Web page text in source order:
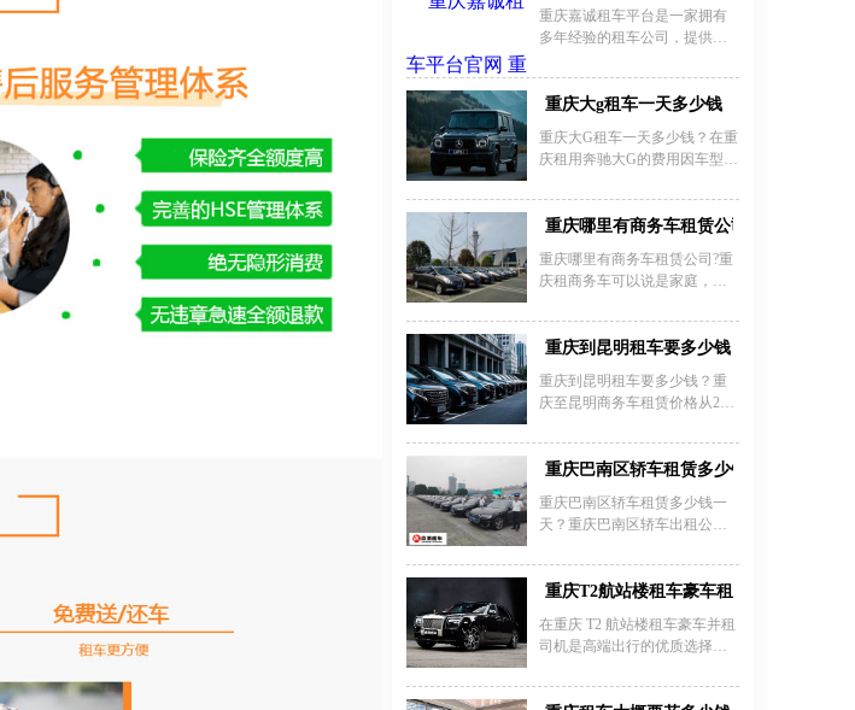
司提供最新的重庆租车价格一
览表、重庆自驾租车报价表，
重庆嘉诚租车平台是一家拥有
多年经验的租车公司，提供各
是短期租赁还是长期租赁，无
论是商务用车还是休闲旅游，
台拥有一支专业的团队，他们
热情友好，服务周到，能够为
重庆大g租车一天多少钱
重庆大G租车一天多少钱？在重
庆租用奔驰大G的费用因车型和
润汽车租赁公司为例，奔驰
G350的日租金约2500元，G500
4000元，押金标准为2万至5万
元不等。旅游旺季（如节假
包含基础保险，但油费、过路
费需自理；自驾超里程按车型
加收3-8元/公里，超时5小时内
正规公司如安润租车，其提供3
年内八成新车、58项车况检
务，支持日租/月租/年
重庆哪里有商务车租赁公司
重庆哪里有商务车租赁公司?重
庆租商务车可以说是家庭，企
们租赁商务车在企业开会的时
候，商务旅游出行的时候，商
实用性更强。在平整的城市公
路上面行驶，还是在比较颠簸
租商务车?重庆租商务车价格到
底是多少呢?
重庆到昆明租车要多少钱
重庆到昆明租车要多少钱？重
庆至昆明商务车租赁价格从280
GL8（319元/天）、奔驰威霆
（615元/天）和丰田埃尔法
市场中，经济型轿车日租约200-
300元，中高档车型如奥迪A4需
过路费因路线而异，若选择带
司机服务，商务车包车费用约
500-800元/天。重庆本地租车价
元/天，舒适型200-450元/天，豪
车如劳斯莱斯日租可达万元。
重庆巴南区轿车租赁多少钱一天？
重庆巴南区轿车租赁多少钱一
天？重庆巴南区轿车出租公司
怎么租？重庆租车公司专业提
供重庆巴南区租普通轿车、重
宝马奥迪等高端轿车、重庆婚
庆租车豪华轿车车队等。下面
重庆T2航站楼租车豪车租司机费用
在重庆 T2 航站楼租车豪车并租
司机是高端出行的优质选择，
车公司为您介绍，奔驰 S 级等